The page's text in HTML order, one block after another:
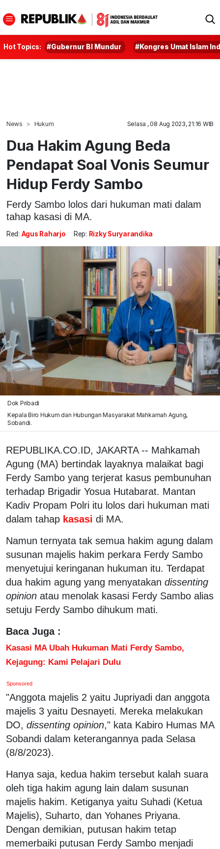
Hot Topics: #Gubernur BI Mundur #Kongres Umat Islam
News Hukum Selasa , 08 Aug 2023, 21:16 WIB
Dua Hakim Agung Beda
Pendapat Soal Vonis Seumur
Hidup Ferdy Sambo
Ferdy Sambo lolos dari hukuman mati dalam
tahap kasasi di MA.
Red: Agus Raharjo Rep: Rizky Suryarandika
Dok Pribadi
Kepala Biro Hukum dan Hubungan Masyarakat Mahkamah Agung,
Sobandi.
REPUBLIKA.CO.ID, JAKARTA -- Mahkamah
Agung (MA) bertindak layaknya malaikat bagi
Ferdy Sambo yang terjerat kasus pembunuhan
terhadap Brigadir Yosua Hutabarat. Mantan
Kadiv Propam Polri itu lolos dari hukuman mati
dalam tahap kasasi di MA.
Namun ternyata tak semua hakim agung dalam
susunan majelis hakim perkara Ferdy Sambo
menyetujui keringanan hukuman itu. Terdapat
dua hakim agung yang menyatakan dissenting
opinion atau menolak kasasi Ferdy Sambo alias
setuju Ferdy Sambo dihukum mati.
Baca Juga :
Kasasi MA Ubah Hukuman Mati Ferdy Sambo,
Kejagung: Kami Pelajari Dulu
Sponsored
"Anggota majelis 2 yaitu Jupriyadi dan anggota
majelis 3 yaitu Desnayeti. Mereka melakukan
DO, dissenting opinion," kata Kabiro Humas MA
Sobandi dalam keterangannya pada Selasa
(8/8/2023).
Hanya saja, kedua hakim tersebut kalah suara
oleh tiga hakim agung lain dalam susunan
majelis hakim. Ketiganya yaitu Suhadi (Ketua
Majelis), Suharto, dan Yohanes Priyana.
Dengan demikian, putusan hakim tetap
memerbaiki putusan Ferdy Sambo menjadi